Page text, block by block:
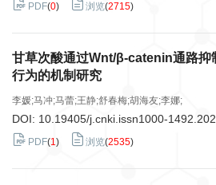
PDF(0) 浏览(2715)
甘草次酸通过Wnt/β-catenin通路抑
行为的机制研究
李媛;马冲;马蕾;王静;舒春梅;胡海友;李娜;
DOI: 10.19405/j.cnki.issn1000-
PDF(1) 浏览(2535)